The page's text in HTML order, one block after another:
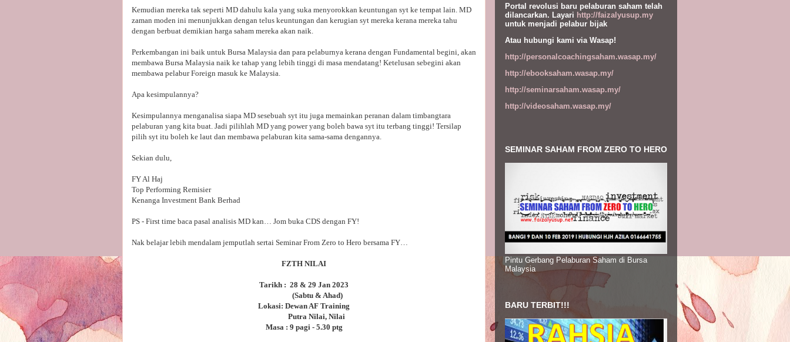
Kemudian mereka tak seperti MD dahulu kala yang suka menyorokkan keuntungan syt ke tempat lain. MD
zaman moden ini menunjukkan dengan telus keuntungan dan kerugian syt mereka kerana mereka tahu
dengan berbuat demikian harga saham mereka akan naik.
Perkembangan ini baik untuk Bursa Malaysia dan para pelaburnya kerana dengan Fundamental begini, akan
membawa Bursa Malaysia naik ke tahap yang lebih tinggi di masa mendatang! Ketelusan sebegini akan
membawa pelabur Foreign masuk ke Malaysia.
Apa kesimpulannya?
Kesimpulannya menganalisa siapa MD sesebuah syt itu juga memainkan peranan dalam timbangtara
pelaburan yang kita buat. Jadi pilihlah MD yang power yang boleh bawa syt itu terbang tinggi! Tersilap
pilih syt itu boleh ke laut dan membawa pelaburan kita sama-sama dengannya.
Sekian dulu,
FY Al Haj
Top Performing Remisier
Kenanga Investment Bank Berhad
PS - First time baca pasal analisis MD kan… Jom buka CDS dengan FY!
Nak belajar lebih mendalam jemputlah sertai Seminar From Zero to Hero bersama FY…
FZTH NILAI
Tarikh : 28 & 29 Jan 2023
(Sabtu & Ahad)
Lokasi: Dewan AF Training
Putra Nilai, Nilai
Masa : 9 pagi - 5.30 ptg
Portal revolusi baru pelaburan saham telah
dilancarkan. Layari http://faizalyusup.my
untuk menjadi pelabur bijak
Atau hubungi kami via Wasap!
http://personalcoachingsaham.wasap.my/
http://ebooksaham.wasap.my/
http://seminarsaham.wasap.my/
http://videosaham.wasap.my/
SEMINAR SAHAM FROM ZERO TO HERO
Pintu Gerbang Pelaburan Saham di Bursa
Malaysia
BARU TERBIT!!!